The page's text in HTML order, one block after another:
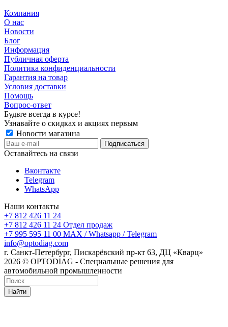
Компания
О нас
Новости
Блог
Информация
Публичная оферта
Политика конфиденциальности
Гарантия на товар
Условия доставки
Помощь
Вопрос-ответ
Будьте всегда в курсе!
Узнавайте о скидках и акциях первым
Новости магазина
Оставайтесь на связи
Вконтакте
Telegram
WhatsApp
Наши контакты
+7 812 426 11 24
+7 812 426 11 24 Отдел продаж
+7 995 595 11 00 MAX / Whatsapp / Telegram
info@optodiag.com
г. Санкт-Петербург, Пискарёвский пр-кт 63, ДЦ «Кварц»
2026 © OPTODIAG - Специальные решения для
автомобильной промышленности
Найти